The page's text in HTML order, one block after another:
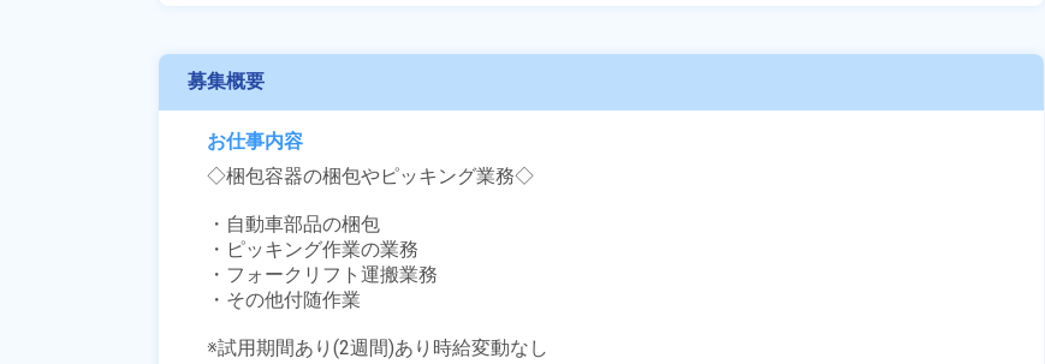
募集概要
お仕事内容
◇梱包容器の梱包やピッキング業務◇
・自動車部品の梱包
・ピッキング作業の業務
・フォークリフト運搬業務
・その他付随作業
※試用期間あり(2週間)あり時給変動なし